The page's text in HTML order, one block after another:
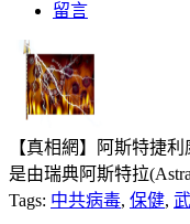
留言
【真相網】阿斯特捷
是由瑞典阿斯特拉
Tags: 中共病毒, 保健,